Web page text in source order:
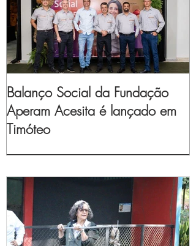
Balanço Social da Fundação
Aperam Acesita é lançado em
Timóteo